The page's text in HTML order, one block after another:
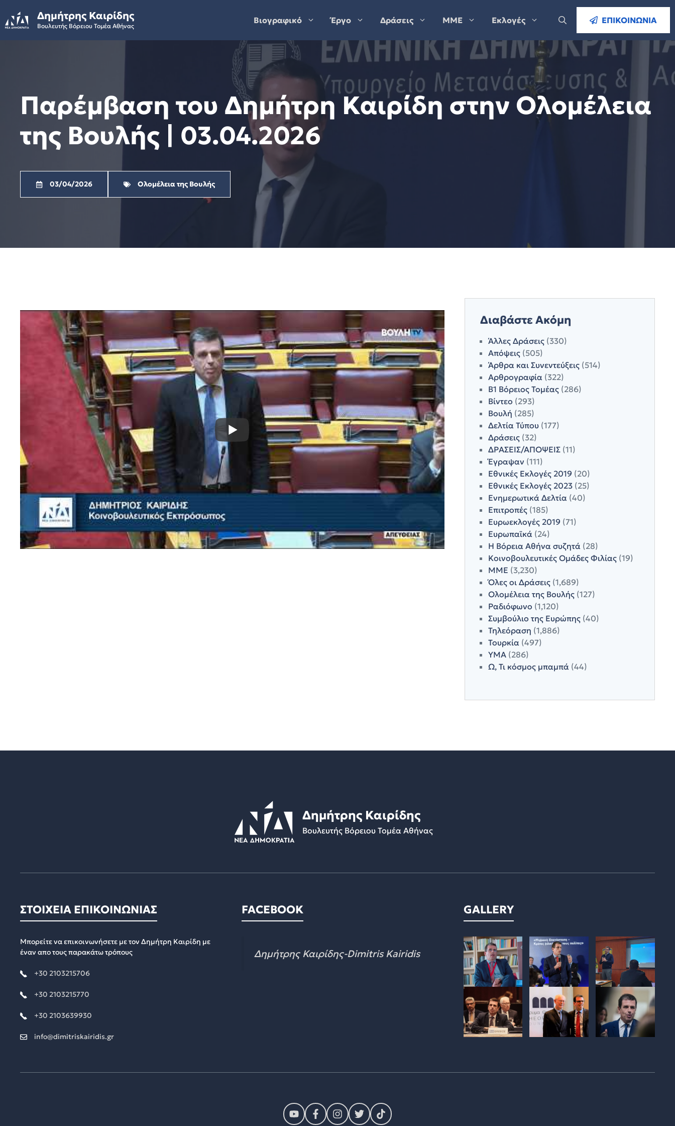
to
content
Δημήτρης Καιρίδης
Βουλευτής Βόρειου Τομέα Αθήνας
Βιογραφικό Έργο Δράσεις ΜΜΕ Εκλογές ΕΠΙΚΟΙΝΩΝΙΑ
Παρέμβαση του Δημήτρη Καιρίδη στην Ολομέλεια
της Βουλής | 03.04.2026
03/04/2026 Ολομέλεια της Βουλής
Διαβάστε Ακόμη
Άλλες Δράσεις(330)
Απόψεις(505)
Άρθρα και Συνεντεύξεις(514)
Αρθρογραφία(322)
Β1 Βόρειος Τομέας(286)
Βίντεο (293)
Βουλή (285)
Δελτία Τύπου(177)
Δράσεις(32)
ΔΡΑΣΕΙΣ/ΑΠΟΨΕΙΣ(11)
Έγραψαν (111)
Εθνικές Εκλογές 2019 (20)
Εθνικές Εκλογές 2023(25)
Ενημερωτικά Δελτία(40)
Επιτροπές(185)
Ευρωεκλογές 2019 (71)
Ευρωπαϊκά(24)
Η Βόρεια Αθήνα συζητά(28)
Κοινοβουλευτικές Ομάδες Φιλίας(19)
ΜΜΕ (3,230)
Όλες οι Δράσεις(1,689)
Ολομέλεια της Βουλής(127)
Ραδιόφωνο (1,120)
Συμβούλιο της Ευρώπης(40)
Τηλεόραση (1,886)
Τουρκία(497)
ΥΜΑ(286)
Ω, Τι κόσμος μπαμπά(44)
Δημήτρης Καιρίδης
Βουλευτής Βόρειου Τομέα Αθήνας
ΣΤΟΙΧΕΙΑ ΕΠΙΚΟΙΝΩΝΙΑΣ
Μπορείτε να επικοινωνήσετε με τον Δημήτρη Καιρίδη με
έναν απο τους παρακάτω τρόπους
+30 2103215706
+30 2103215770
+30 2103639930
info@dimitriskairidis.gr
FACEBOOK
Δημήτρης Καιρίδης-Dimitris Kairidis
GALLERY